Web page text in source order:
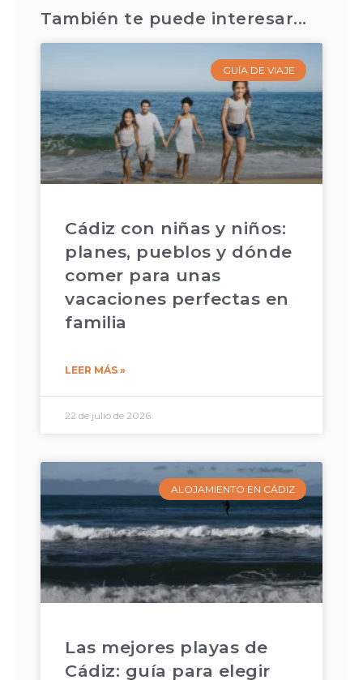
También te puede interesar...
GUÍA DE VIAJE
Cádiz con niñas y niños:
planes, pueblos y dónde
comer para unas
vacaciones perfectas en
familia
LEER MÁS »
22 de julio de 2026
ALOJAMIENTO EN CÁDIZ
Las mejores playas de
Cádiz: guía para elegir